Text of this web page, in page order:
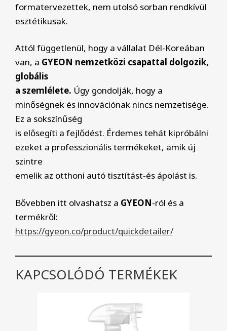
formatervezettek, nem utolsó sorban rendkívül
esztétikusak.
Attól függetlenül, hogy a vállalat Dél-Koreában
van, a GYEON nemzetközi csapattal dolgozik,
globális
a szemlélete. Úgy gondolják, hogy a
minőségnek és innovációnak nincs nemzetisége.
Ez a sokszínűség
is elősegíti a fejlődést. Érdemes tehát kipróbálni
ezeket a professzionális termékeket, amik új
szintre
emelik az otthoni autó tisztítást-és ápolást is.
Bővebben itt olvashatsz a GYEON-ról és a
termékről:
https://gyeon.co/product/quickdetailer/
KAPCSOLÓDÓ TERMÉKEK